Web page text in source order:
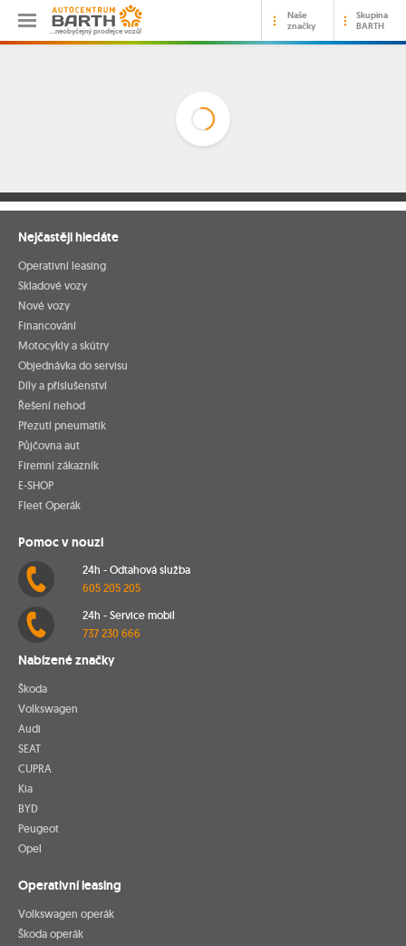
…neobyčejný prodejce vozů!
Naše
značky
Skupina
BARTH
Nejčastěji hledáte
Operativní leasing
Skladové vozy
Nové vozy
Financování
Motocykly a skútry
Objednávka do servisu
Díly a příslušenství
Řešení nehod
Přezutí pneumatik
Půjčovna aut
Firemní zákazník
E-SHOP
Fleet Operák
Pomoc v nouzi
24h - Odtahová služba
605 205 205
24h - Service mobil
737 230 666
Nabízené značky
Škoda
Volkswagen
Audi
SEAT
CUPRA
Kia
BYD
Peugeot
Opel
Operativní leasing
Volkswagen operák
Škoda operák